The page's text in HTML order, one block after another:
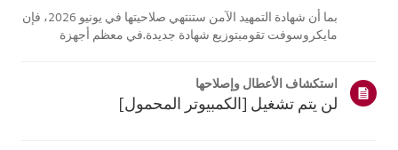
بما أن شهادة التمهيد الآمن ستنتهي صلاحيتها في يونيو 2026، فإن
مايكروسوفت تقومبتوزيع شهادة جديدة.في معظم أجهزة
ذلك، إذا فشل ج...
استكشاف الأعطال وإصلاحها
لن يتم تشغيل [الكمبيوتر المحمول]